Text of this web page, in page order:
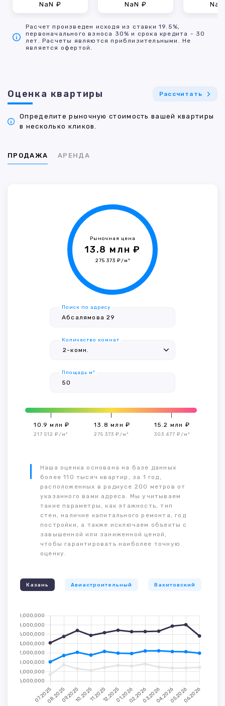
NaN ₽ NaN ₽
Расчет произведен исходя из ставки 19.5%,
первоначального взноса 30% и срока кредита - 30
лет. Расчеты являются приблизительными. Не
является офертой.
Оценка квартиры Рассчитать
Определите рыночную стоимость вашей квартиры
в несколько кликов.
ПРОДАЖА АРЕНДА
Рыночная цена
13.8 млн ₽
275 373 ₽/м²
Поиск по адресу
Количество комнат
Площадь м²
10.9 млн ₽
217 512 ₽/м²
13.8 млн ₽
275 373 ₽/м²
15.2 млн ₽
303 477 ₽/м²
Наша оценка основана на базе данных
более 110 тысяч квартир, за 1 год,
расположенных в радиусе 200 метров от
указанного вами адреса. Мы учитываем
такие параметры, как этажность, тип
стен, наличие капитального ремонта, год
постройки, а также исключаем объекты с
завышенной или заниженной ценой,
чтобы гарантировать наиболее точную
оценку.
Казань Авиастроительный Вахитовский